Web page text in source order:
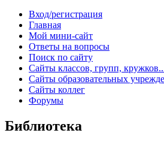
Вход/регистрация
Главная
Мой мини-сайт
Ответы на вопросы
Поиск по сайту
Сайты классов, групп,
Сайты образовательных
Сайты коллег
Форумы
Библиотека